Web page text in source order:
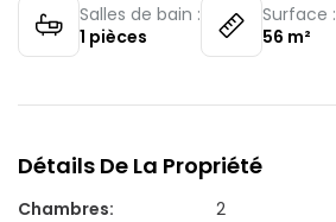
Salles de bain :
1 pièces
Surface :
56 m²
Détails De La Propriété
Chambres:
2